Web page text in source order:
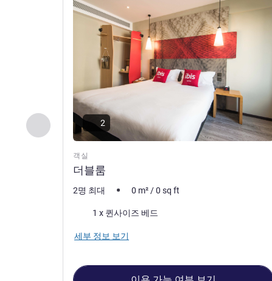
이전 - 객실
객실
더블룸
2
2명 최대 0 m² /0 sq ft
1 x 퀸사이즈 베드
세부 정보 보기